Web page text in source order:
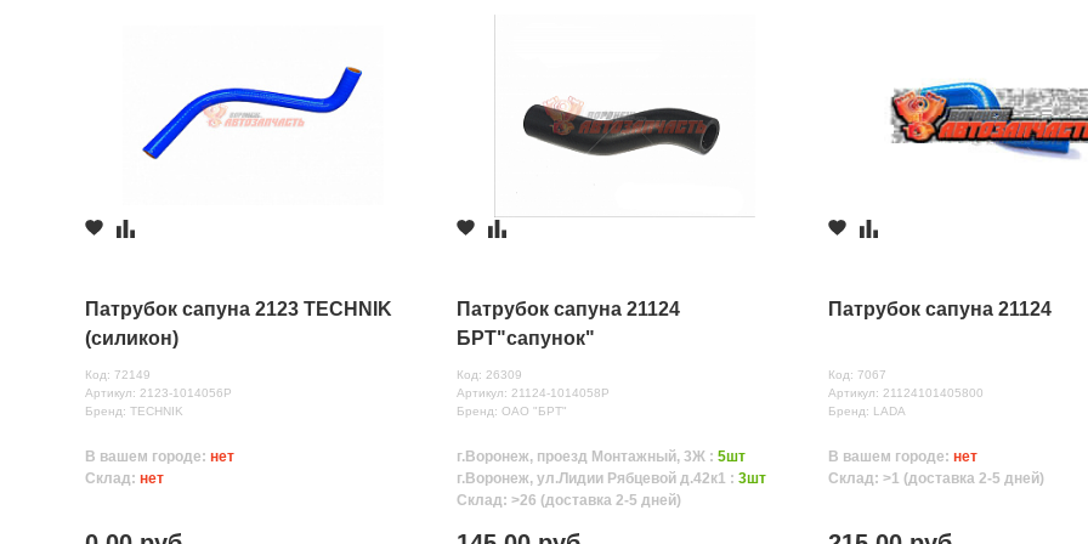
Патрубок сапуна 2123 TECHNIK
(силикон)
Код: 72149
Артикул: 2123-1014056Р
Бренд: TECHNIK
В вашем городе: нет
Склад: нет
Патрубок сапуна 21124
БРТ"сапунок"
Код: 26309
Артикул: 21124-1014058Р
Бренд: ОАО "БРТ"
г.Воронеж, проезд Монтажный, 3Ж :5шт
г.Воронеж, ул.Лидии Рябцевой д.42к1 :3шт
Склад: >26 (доставка 2-5 дней)
Патрубок сапуна 21124
Код: 7067
Артикул: 21124101405800
Бренд: LADA
В вашем городе:нет
Склад: >1 (доставка 2-5 дней)